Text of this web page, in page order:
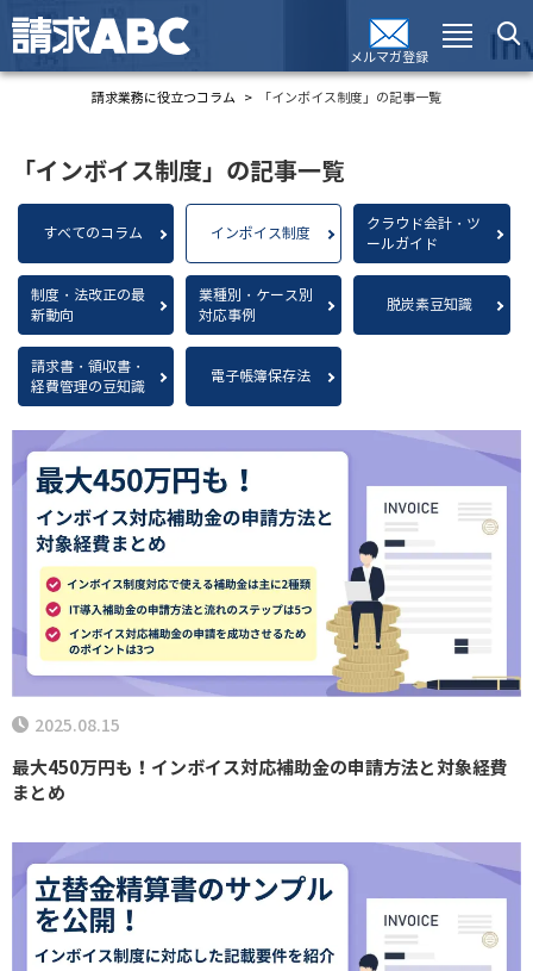
メルマガ登録
請求業務に役立つコラム 「インボイス制度」の記事一覧
「インボイス制度」の記事一覧
すべてのコラム インボイス制度
クラウド会計・ツ
ールガイド
制度・法改正の最
新動向
業種別・ケース別
対応事例
脱炭素豆知識
請求書・領収書・
経費管理の豆知識
電子帳簿保存法
最大450万円も！インボイス対応補助金の申請方法と対象経費
まとめ
2025.08.15